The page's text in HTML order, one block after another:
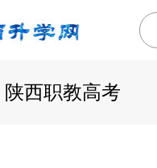
陕西职教高考